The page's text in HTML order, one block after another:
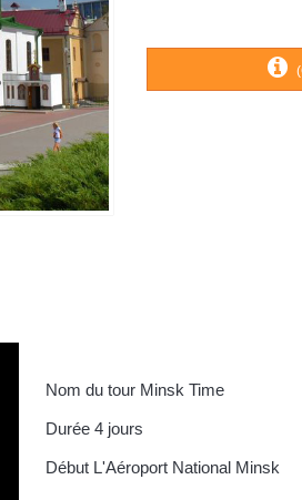
Nom du tour Minsk Time
Durée 4 jours
Début L'Aéroport National Minsk